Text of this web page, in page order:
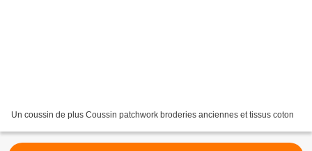
Un coussin de plus Coussin patchwork broderies anciennes et tissus coton